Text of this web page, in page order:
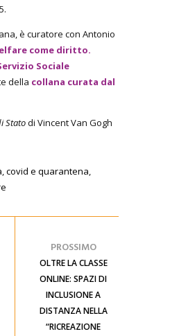
è curatore con Antonio
come diritto.
Sociale
della collana curata dal
Statodi Vincent Van Gogh
,covid e quarantena,
PROSSIMO
OLTRE LA CLASSE
ONLINE: SPAZI DI
INCLUSIONE A
DISTANZA NELLA
“RICREAZIONE